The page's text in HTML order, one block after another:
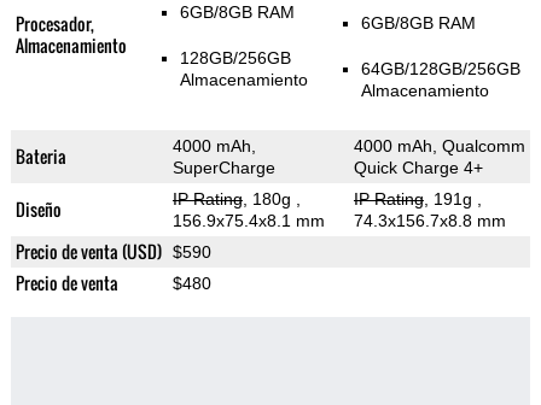
Procesador,
Almacenamiento
6GB/8GB RAM
128GB/256GB
Almacenamiento
6GB/8GB RAM
64GB/128GB/256GB
Almacenamiento
Bateria
4000 mAh,
SuperCharge
4000 mAh, Qualcomm
Quick Charge 4+
Diseño IP Rating, 180g
156.9x75.4x8.1 mm
IP Rating, 191g
74.3x156.7x8.8 mm
Precio de venta (USD) $590
Precio de venta $480